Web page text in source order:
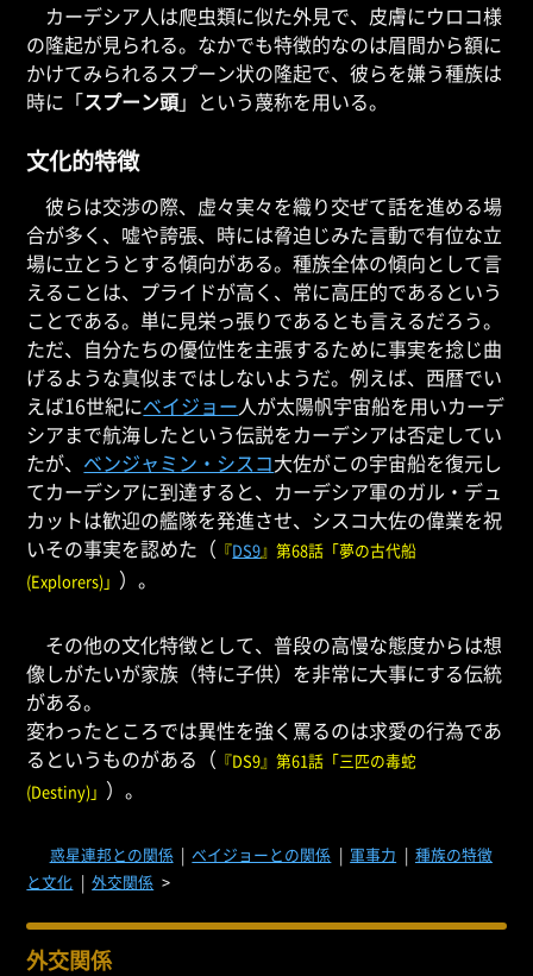
カーデシア人は爬虫類に似た外見で、皮膚にウロコ様
の隆起が見られる。なかでも特徴的なのは眉間から額に
かけてみられるスプーン状の隆起で、彼らを嫌う種族は
時に「スプーン頭」という蔑称を用いる。
文化的特徴
彼らは交渉の際、虚々実々を織り交ぜて話を進める場
合が多く、嘘や誇張、時には脅迫じみた言動で有位な立
場に立とうとする傾向がある。種族全体の傾向として言
えることは、プライドが高く、常に高圧的であるという
ことである。単に見栄っ張りであるとも言えるだろう。
ただ、自分たちの優位性を主張するために事実を捻じ曲
げるような真似まではしないようだ。例えば、西暦でい
えば16世紀にベイジョー人が太陽帆宇宙船を用いカーデ
シアまで航海したという伝説をカーデシアは否定してい
たが、 ベンジャミン・シスコ大佐がこの宇宙船を復元し
てカーデシアに到達すると、カーデシア軍のガル・デュ
カットは歓迎の艦隊を発進させ、シスコ大佐の偉業を祝
いその事実を認めた（ 『DS9』第68話「夢の古代船
(Explorers)」 ）。
その他の文化特徴として、普段の高慢な態度からは想
像しがたいが家族（特に子供）を非常に大事にする伝統
がある。
変わったところでは異性を強く罵るのは求愛の行為であ
るというものがある（ 『DS9』第61話「三匹の毒蛇
(Destiny)」 ）。
惑星連邦との関係 | ベイジョーとの関係 | 軍事力 | 種族の特徴
と文化 | 外交関係 >
外交関係